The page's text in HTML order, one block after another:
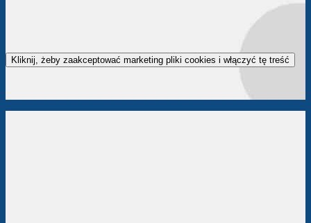
Kliknij, żeby zaakceptować marketing pliki cookies i włączyć tę treść